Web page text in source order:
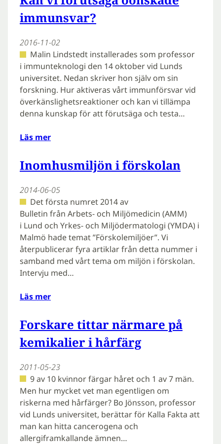
immunsvar?
2016-11-02
Malin Lindstedt installerades som professor
i immunteknologi den 14 oktober vid Lunds
universitet. Nedan skriver hon själv om sin
forskning. Hur aktiveras vårt immunförsvar vid
överkänslighetsreaktioner och kan vi tillämpa
denna kunskap för att förutsäga och testa…
Läs mer
Inomhusmiljön i förskolan
2014-06-05
Det första numret 2014 av
Bulletin från Arbets- och Miljömedicin (AMM)
i Lund och Yrkes- och Miljödermatologi (YMDA) i
Malmö hade temat ”Förskolemiljöer”. Vi
återpublicerar fyra artiklar från detta nummer i
samband med vårt tema om miljön i förskolan.
Intervju med…
Läs mer
Forskare tittar närmare på
kemikalier i hårfärg
2011-05-23
9 av 10 kvinnor färgar håret och 1 av 7 män.
Men hur mycket vet man egentligen om
riskerna med hårfärger? Bo Jönsson, professor
vid Lunds universitet, berättar för Kalla Fakta att
man kan hitta cancerogena och
allergiframkallande ämnen…